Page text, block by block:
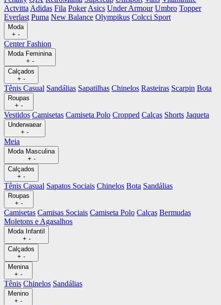
Actvitta Adidas Fila Poker Asics Under Armour Umbro Topper
Everlast Puma New Balance Olympikus Colcci Sport
Moda
+ -
Center Fashion
Moda Feminina
+ -
Calçados
+ -
Tênis Casual Sandálias Sapatilhas Chinelos Rasteiras Scarpin Bota
Roupas
+ -
Vestidos Camisetas Camiseta Polo Cropped Calças Shorts Jaqueta
Underwaear
+ -
Meia
Moda Masculina
+ -
Calçados
+ -
Tênis Casual Sapatos Sociais Chinelos Bota Sandálias
Roupas
+ -
Camisetas Camisas Sociais Camiseta Polo Calças Bermudas
Moletons e Agasalhos
Moda Infantil
+ -
Calçados
+ -
Menina
+ -
Tênis Chinelos Sandálias
Menino
+ -